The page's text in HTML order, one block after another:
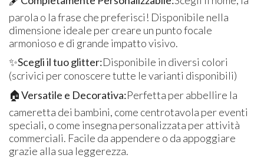
parola o la frase che preferisci! Disponibile nella
dimensione ideale per creare un punto focale
armonioso e di grande impatto visivo.
✨Scegli il tuo glitter:Disponibile in diversi colori
(scrivici per conoscere tutte le varianti disponibili)
🏠Versatile e Decorativa:Perfetta per abbellire la
cameretta dei bambini, come centrotavola per eventi
speciali, o come insegna personalizzata per attività
commerciali. Facile da appendere o da appoggiare
grazie alla sua leggerezza.